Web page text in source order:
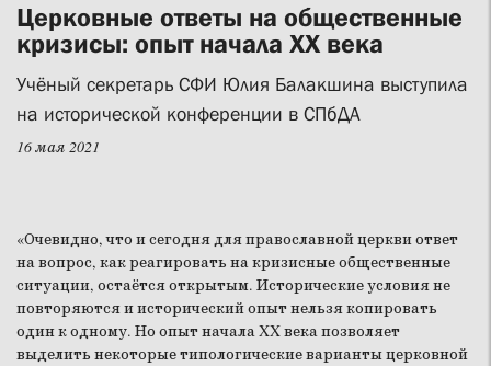
Церковные ответы на общественные
кризисы: опыт начала XX века
Учёный секретарь СФИ Юлия Балакшина выступила
на исторической конференции в СПбДА
16 мая 2021
«Очевидно, что и сегодня для православной церкви ответ
на вопрос, как реагировать на кризисные общественные
ситуации, остаётся открытым. Исторические условия не
повторяются и исторический опыт нельзя копировать
один к одному. Но опыт начала XX века позволяет
выделить некоторые типологические варианты церковной